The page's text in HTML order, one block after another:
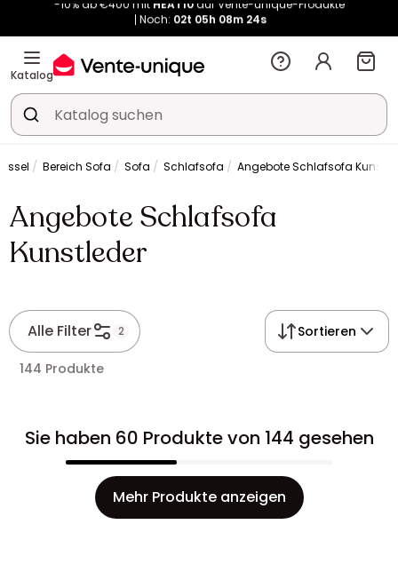
Noch:02t 05h 08m23s
Kauf-unique wird zu Vente-unique - Gleicher Shop, neuer Name!
-10% ab €400 mit
auf Vente-unique-Produkte
Noch:02t05h
Katalog
Bereich Sofa Sofa Schlafsofa Angebote Schlafsofa
Angebote Schlafsofa
Kunstleder
Alle Filter 2 Sortieren
144 Produkte
Sie haben 60 Produkte von 144 gesehen
Mehr Produkte anzeigen